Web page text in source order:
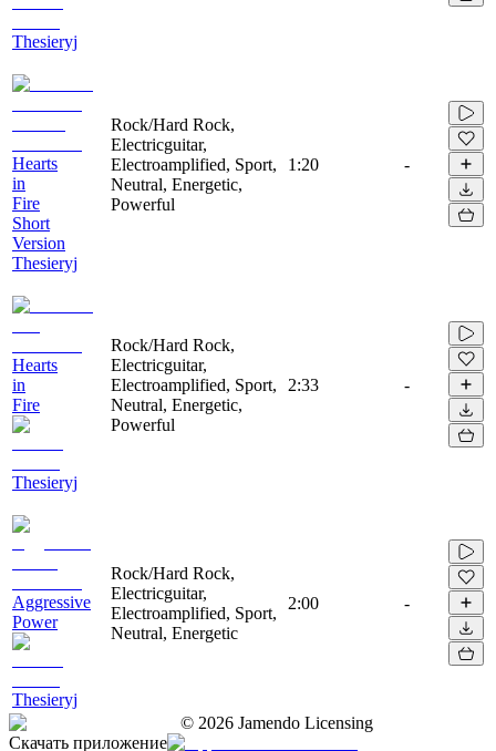
Thesieryj
Hearts
in
Fire
Short
Version
Thesieryj
Rock/Hard Rock,
Electricguitar,
Electroamplified, Sport,
Neutral, Energetic,
Powerful
1:20 -
Hearts
in
Fire
Thesieryj
Rock/Hard Rock,
Electricguitar,
Electroamplified, Sport,
Neutral, Energetic,
Powerful
2:33 -
Aggressive
Power
Thesieryj
Rock/Hard Rock,
Electricguitar,
Electroamplified, Sport,
Neutral, Energetic
2:00 -
© 2026 Jamendo Licensing
Скачать приложение